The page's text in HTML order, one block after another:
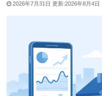
2026年7月31日更新:2026年8月4日